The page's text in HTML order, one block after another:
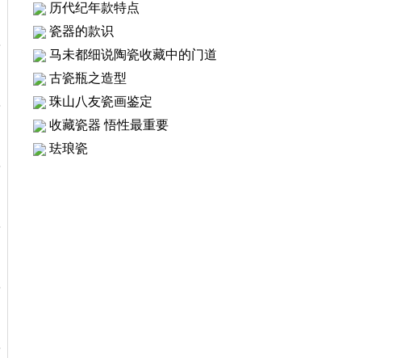
历代纪年款特点
瓷器的款识
马未都细说陶瓷收藏中的门道
古瓷瓶之造型
珠山八友瓷画鉴定
收藏瓷器 悟性最重要
珐琅瓷